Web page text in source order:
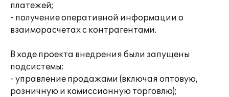
платежей;
- получение оперативной информации о
взаиморасчетах с контрагентами.
В ходе проекта внедрения были запущены
подсистемы:
- управление продажами (включая оптовую,
розничную и комиссионную торговлю);